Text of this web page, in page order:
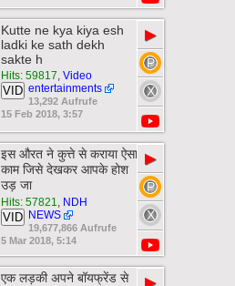
Kutte ne kya kiya esh
ladki ke sath dekh
sakte h
Hits: 59817, Video
entertainments
VID
13,292 Aufrufe
15 Feb 2018, 3:57
▶
इस औरत ने कुत्ते से कराया ऐसा
काम जिसे देखकर आपके होश
उड़ जा
Hits: 57821, NDH
NEWS
VID
19,677,866 Aufrufe
5 Mar 2018, 5:14
▶
एक लड़की अपने बॉयफ्रेंड से
▶